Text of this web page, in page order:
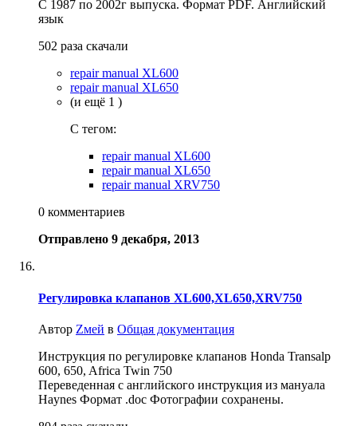
С 1987 по 2002г выпуска. Формат PDF. Английский
язык
502 раза скачали
repair manual XL600
repair manual XL650
(и ещё 1 )
C тегом:
repair manual XL600
repair manual XL650
repair manual XRV750
0 комментариев
Отправлено 9 декабря, 2013
Регулировка клапанов XL600,XL650,XRV750
Автор Zмей в Общая документация
Инструкция по регулировке клапанов Honda Transalp
600, 650, Africa Twin 750
Переведенная с английского инструкция из мануала
Haynes Формат .doc Фотографии сохранены.